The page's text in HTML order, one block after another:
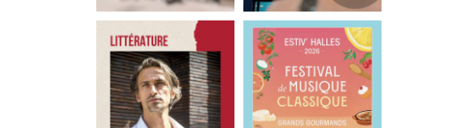
1 août 2026
La...
29 juillet 2026